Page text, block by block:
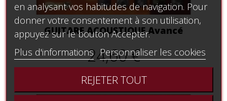
GUITARE ACOUSTIQUE Avancé
24,60 €
en analysant vos habitudes de navigation. Pour
donner votre consentement à son utilisation,
appuyez sur le bouton Accepter.
Plus d'informations Personnaliser les cookies
REJETER TOUT